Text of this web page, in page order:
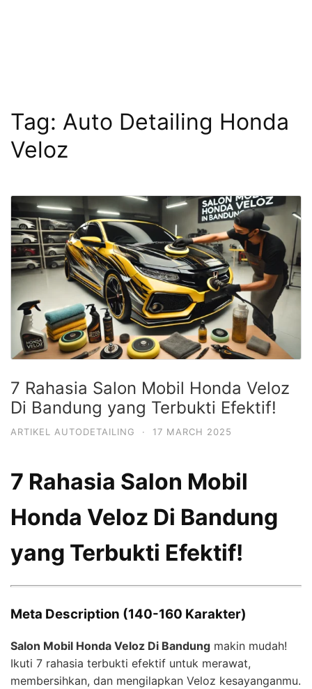
Tag: Auto Detailing Honda
Veloz
7 Rahasia Salon Mobil Honda Veloz
Di Bandung yang Terbukti Efektif!
ARTIKEL AUTODETAILING · 17 MARCH 2025
7 Rahasia Salon Mobil
Honda Veloz Di Bandung
yang Terbukti Efektif!
Meta Description (140-160 Karakter)
Salon Mobil Honda Veloz Di Bandung makin mudah!
Ikuti 7 rahasia terbukti efektif untuk merawat,
membersihkan, dan mengilapkan Veloz kesayanganmu.